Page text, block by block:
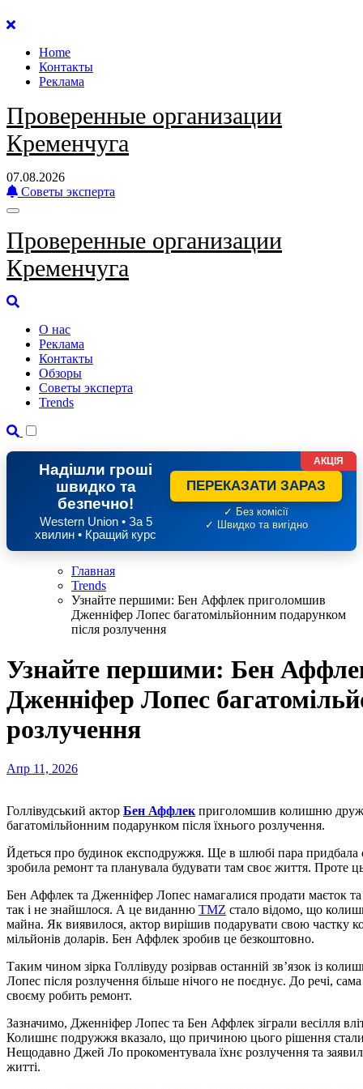
Перейти
содержанию
Home
Контакты
Реклама
Проверенные организации
Кременчуга
07.08.2026
Советы эксперта
Проверенные организации
Кременчуга
О нас
Реклама
Контакты
Обзоры
Советы эксперта
Trends
Надішли гроші
швидко та
безпечно!
Western Union • За 5
хвилин • Кращий курс
ПЕРЕКАЗАТИ ЗАРАЗ
✓ Без комісії
✓ Швидко та вигідно
АКЦІЯ
Главная
Trends
Узнайте першими: Бен Аффлек приголомшив
Дженніфер Лопес багатомільйонним подарунком
після розлучення
Узнайте першими: Бен
Дженніфер Лопес
розлучення
Апр 11, 2026
Голлівудський актор Бен Аффлек приголомшив колишню
багатомільйонним подарунком після їхнього розлучення.
Йдеться про будинок експодружжя. Ще в шлюбі пара придбала
зробила ремонт та планувала будувати там своє життя. Проте
Бен Аффлек та Дженніфер Лопес намагалися продати маєток
так і не знайшлося. А це виданню TMZ стало відомо, що
майна. Як виявилося, актор вирішив подарувати свою частку
мільйонів доларів. Бен Аффлек зробив це безкоштовно.
Таким чином зірка Голлівуду розірвав останній зв’язок із
Лопес після розлучення більше нічого не поєднує. До речі,
своєму робить ремонт.
Зазначимо, Дженніфер Лопес та Бен Аффлек зіграли весілля
Колишнє подружжя вказало, що причиною цього рішення
Нещодавно Джей Ло прокоментувала їхнє розлучення та
житті.